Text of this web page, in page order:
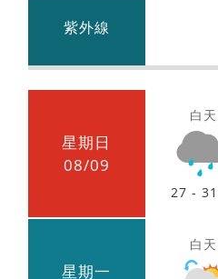
紫外線
星期日
08/09
白天
27 - 31
星期一
白天